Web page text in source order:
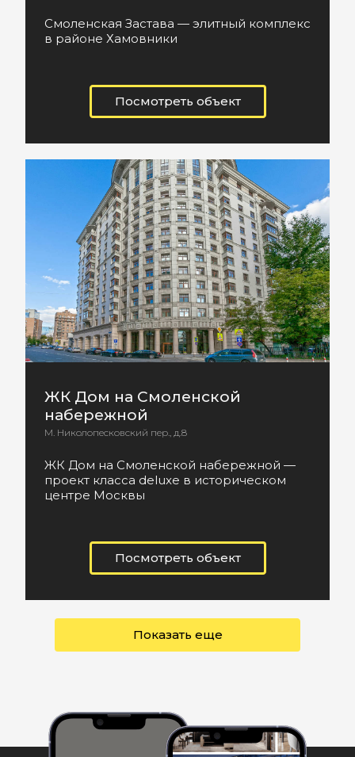
Смоленская Застава — элитный комплекс
в районе Хамовники
Посмотреть объект
ЖК Дом на Смоленской
набережной
М. Николопесковский пер., д.8
ЖК Дом на Смоленской набережной —
проект класса deluxe в историческом
центре Москвы
Посмотреть объект
Показать еще